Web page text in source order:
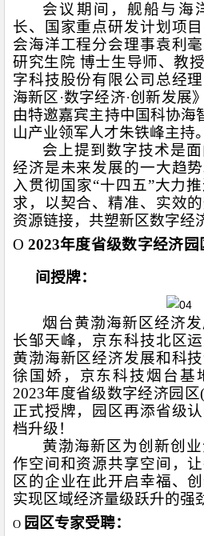
会议期间，舰船与海
长、国家重点研发计划项
会海洋工程分会理事袁利
研究生院 博士生导师、教
字科技股份有限公司总经
海新区·数字经济·创新发展
由特邀嘉宾主持中国科协海
山产业领军人才朱铁峰主持。
会上提到数字技术是
经济是未来发展的一大趋
入贯彻国家“十四五”大力
求，以契合、精准、实效
资源链接，共塑新区数字经
O 2023年度省级数字经济园
间授牌：
烟台黄渤海新区经济
长邹天峰，京东科技北区
黄渤海新区经济发展和科
徐国娇，京东科技烟台基
2023年度省级数字经济园区(
正式授牌，园区再添省级
档升级！
黄渤海新区为创新创
作空间和资源共享空间，
区的企业在此开启幸福、
实现区域经济量级跃升的强
O 园区专家受聘：